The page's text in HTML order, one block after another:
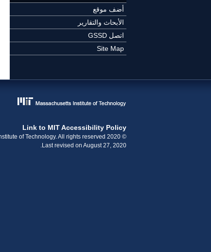
أضف موقع
الأبحاث والتقارير
اتصل GSSD
Site Map
Link to MIT Accessibility Policy
© 2020 Massachusetts Institute of Technology. All rights reserved.
Last revised on August 27, 2020.